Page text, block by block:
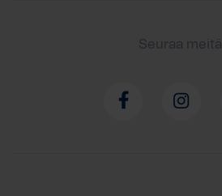
Seuraa meitä: